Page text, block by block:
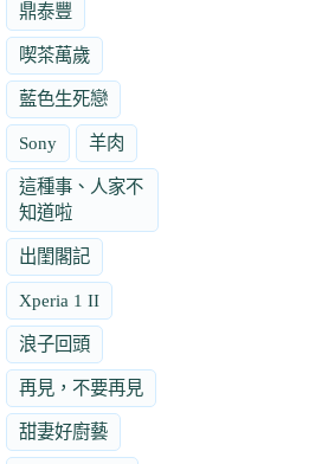
鼎泰豐
喫茶萬歲
藍色生死戀
Sony 羊肉
這種事、人家不
知道啦
出閨閣記
Xperia 1 II
浪子回頭
再見，不要再見
甜妻好廚藝